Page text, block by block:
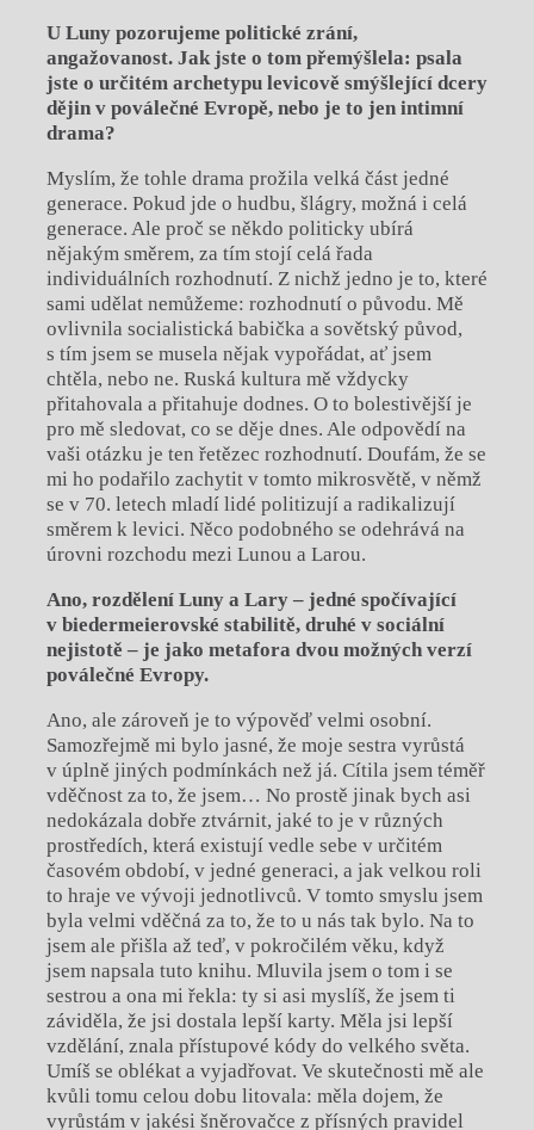
U Luny pozorujeme politické zrání,
angažovanost. Jak jste o tom přemýšlela: psala
jste o určitém archetypu levicově smýšlející dcery
dějin v poválečné Evropě, nebo je to jen intimní
drama?
Myslím, že tohle drama prožila velká část jedné
generace. Pokud jde o hudbu, šlágry, možná i celá
generace. Ale proč se někdo politicky ubírá
nějakým směrem, za tím stojí celá řada
individuálních rozhodnutí. Z nichž jedno je to, které
sami udělat nemůžeme: rozhodnutí o původu. Mě
ovlivnila socialistická babička a sovětský původ,
s tím jsem se musela nějak vypořádat, ať jsem
chtěla, nebo ne. Ruská kultura mě vždycky
přitahovala a přitahuje dodnes. O to bolestivější je
pro mě sledovat, co se děje dnes. Ale odpovědí na
vaši otázku je ten řetězec rozhodnutí. Doufám, že se
mi ho podařilo zachytit v tomto mikrosvětě, v němž
se v 70. letech mladí lidé politizují a radikalizují
směrem k levici. Něco podobného se odehrává na
úrovni rozchodu mezi Lunou a Larou.
Ano, rozdělení Luny a Lary – jedné spočívající
v biedermeierovské stabilitě, druhé v sociální
nejistotě – je jako metafora dvou možných verzí
poválečné Evropy.
Ano, ale zároveň je to výpověď velmi osobní.
Samozřejmě mi bylo jasné, že moje sestra vyrůstá
v úplně jiných podmínkách než já. Cítila jsem téměř
vděčnost za to, že jsem… No prostě jinak bych asi
nedokázala dobře ztvárnit, jaké to je v různých
prostředích, která existují vedle sebe v určitém
časovém období, v jedné generaci, a jak velkou roli
to hraje ve vývoji jednotlivců. V tomto smyslu jsem
byla velmi vděčná za to, že to u nás tak bylo. Na to
jsem ale přišla až teď, v pokročilém věku, když
jsem napsala tuto knihu. Mluvila jsem o tom i se
sestrou a ona mi řekla: ty si asi myslíš, že jsem ti
záviděla, že jsi dostala lepší karty. Měla jsi lepší
vzdělání, znala přístupové kódy do velkého světa.
Umíš se oblékat a vyjadřovat. Ve skutečnosti mě ale
kvůli tomu celou dobu litovala: měla dojem, že
vyrůstám v jakési šněrovačce z přísných pravidel